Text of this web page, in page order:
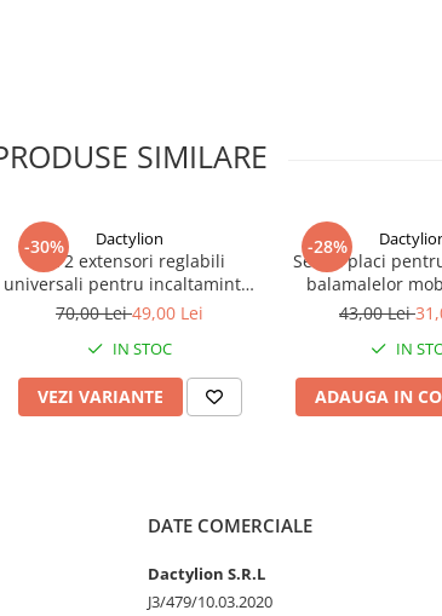
SIMILARE
-30% Dactylion
Set 2 extensori reglabili
universali pentru incaltaminte,
pantofi si adidasi – Largitor
ajustare personalizata
70,00 Lei49,00 Lei
IN STOC
VEZI VARIANTE
-28%
Set 12 placi
balamalelor
rezistent, 72
43,00 Lei
IN
ADAUGA IN
DATE COMERCIALE
Dactylion S.R.L
J3/479/10.03.2020